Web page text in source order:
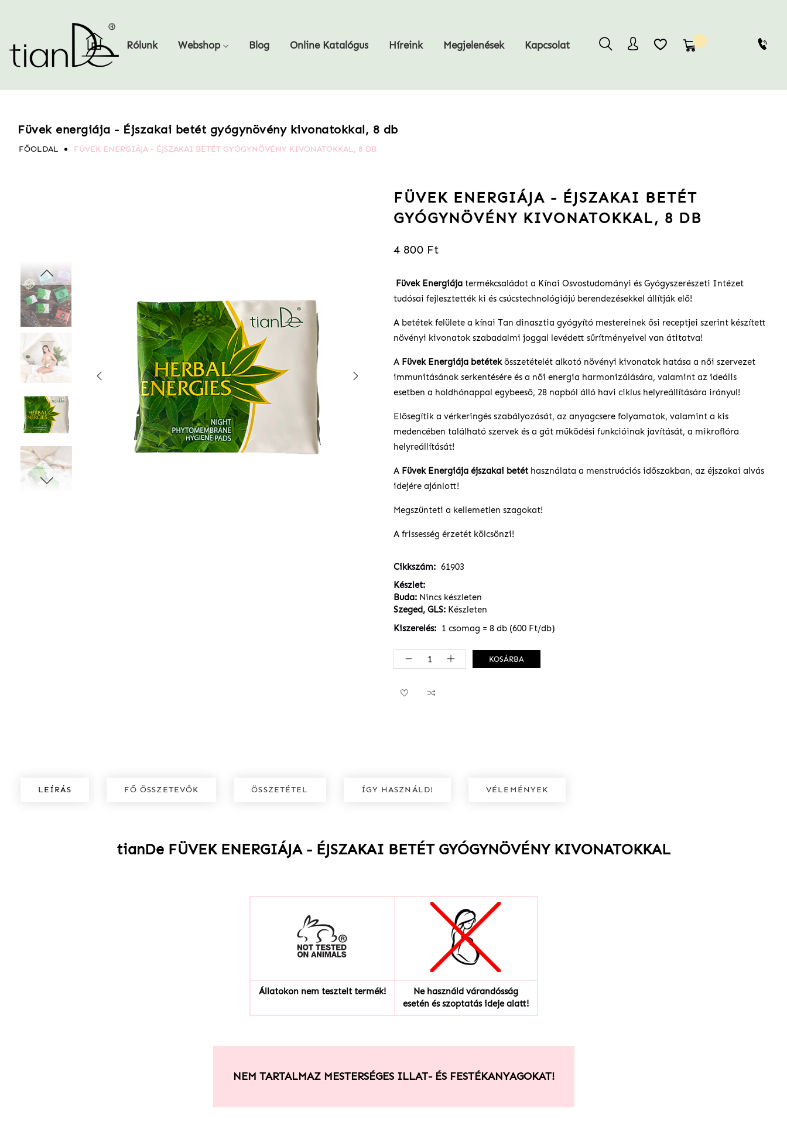
Rólunk Webshop Blog Online Katalógus Híreink Megjelenések Kapcsolat Kosaram
Füvek energiája - Éjszakai betét gyógynövény kivonatokkal, 8 db
FŐOLDAL FÜVEK ENERGIÁJA - ÉJSZAKAI BETÉT GYÓGYNÖVÉNY KIVONATOKKAL, 8 DB
FÜVEK ENERGIÁJA - ÉJSZAKAI BETÉT
GYÓGYNÖVÉNY KIVONATOKKAL, 8 DB
4 800 Ft
Füvek Energiája termékcsaládot a Kínai Osvostudományi és Gyógyszerészeti Intézet
tudósai fejlesztették ki és csúcstechnológiájú berendezésekkel állítják elő!
A betétek felülete a kínai Tan dinasztia gyógyító mestereinek ősi receptjei szerint készített
növényi kivonatok szabadalmi joggal levédett sűrítményeivel van átitatva!
A Füvek Energiája betétekösszetételét alkotó növényi kivonatok hatása a női szervezet
immunitásának serkentésére és a női energia harmonizálására, valamint az ideális
esetben a holdhónappal egybeeső, 28 napból álló havi ciklus helyreállítására irányul!
Elősegítik a vérkeringés szabályozását, az anyagcsere folyamatok, valamint a kis
medencében található szervek és a gát működési funkcióinak javítását, a mikroflóra
helyreállítását!
A Füvek Energiája éjszakai betéthasználata a menstruációs időszakban, az éjszakai alvás
idejére ajánlott!
Megszünteti a kellemetlen szagokat!
A frissesség érzetét kölcsönzi!
Cikkszám
61903
Készlet
Buda: Nincs készleten
Szeged, GLS: Készleten
Kiszerelés
1 csomag = 8 db (600 Ft/db)
KOSÁRBA
LEÍRÁS
tianDe FÜVEK ENERGIÁJA - ÉJSZAKAI BETÉT GYÓGYNÖVÉNY KIVONATOKKAL
Állatokon nem tesztelt termék!
Ne használd várandósság
esetén és szoptatás ideje alatt!
NEM TARTALMAZ MESTERSÉGES ILLAT- ÉS FESTÉKANYAGOKAT!
FŐ ÖSSZETEVŐK ÖSSZETÉTEL ÍGY HASZNÁLD! VÉLEMÉNYEK